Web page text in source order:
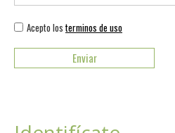
Acepto los terminos de uso